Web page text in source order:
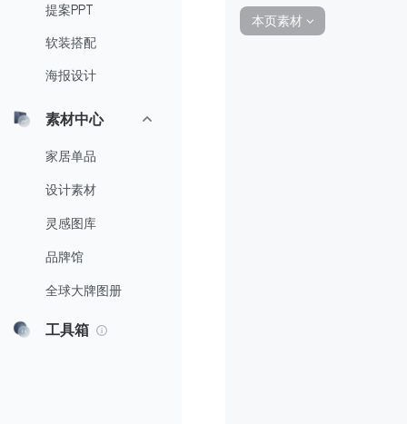
提案PPT
软装搭配
海报设计
素材中心
家居单品
设计素材
灵感图库
品牌馆
全球大牌图册
工具箱
本页素材 ∨